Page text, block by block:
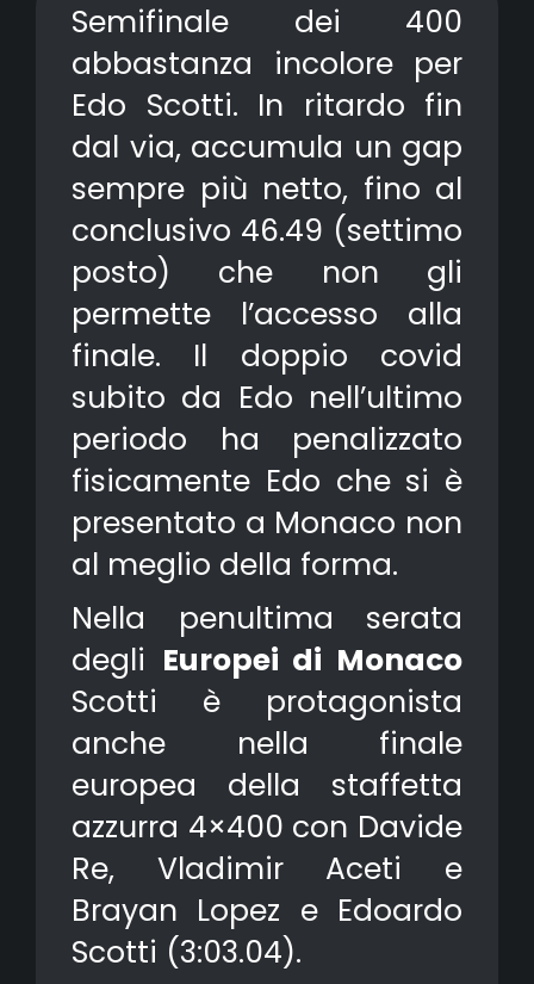
Semifinale dei 400
abbastanza incolore per
Edo Scotti. In ritardo fin
dal via, accumula un gap
sempre più netto, fino al
conclusivo 46.49 (settimo
posto) che non gli
permette l’accesso alla
finale. Il doppio covid
subito da Edo nell’ultimo
periodo ha penalizzato
fisicamente Edo che si è
presentato a Monaco non
al meglio della forma.
Nella penultima serata
degli Europei di Monaco
Scotti è protagonista
anche nella finale
europea della staffetta
azzurra 4×400 con Davide
Re, Vladimir Aceti e
Brayan Lopez e Edoardo
Scotti (3:03.04).